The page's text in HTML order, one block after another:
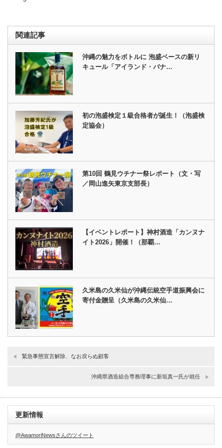
関連記事
沖縄の魅力をボトルに 泡盛ベースの新リ
キュール「アイランド・バナ…
初の泡盛検定１級合格者が誕生！（泡盛検
定協会）
第10回 鶴見ウチナー祭レポート（文・写
／岡山進矢東京支部長）
【イベントレポート】神村酒造「カンヌナ
イト2026」開催！（那覇…
久米島の久米仙が沖縄伝統空手道振興会に
寄付金贈呈（久米島の久米仙…
緊急事態宣言解除、なお戻らぬ顧客
沖縄県酒造組合専務理事に新垣真一氏が就任
更新情報
@AwamoriNewsさんのツイート